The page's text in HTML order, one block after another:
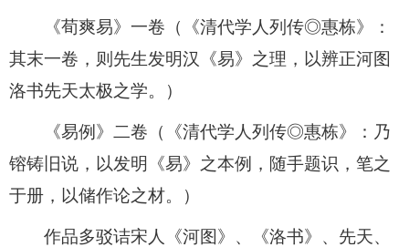
《荀爽易》一卷（《清代学人列传◎惠栋》：
其末一卷，则先生发明汉《易》之理，以辨正河图
洛书先天太极之学。）
《易例》二卷（《清代学人列传◎惠栋》：乃
镕铸旧说，以发明《易》之本例，随手题识，笔之
于册，以储作论之材。）
作品多驳诘宋人《河图》、《洛书》、先天、